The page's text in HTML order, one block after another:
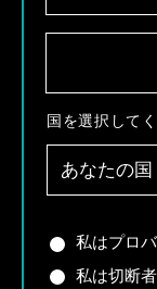
前
*
ー
ル
*
国
を
選
択
て
国を選択して
あ
な
私はプロ
私は切断